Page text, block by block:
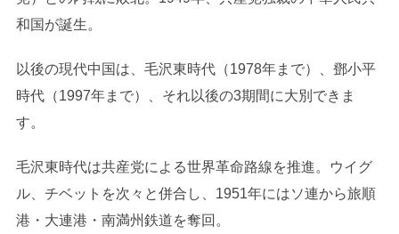
和国が誕生。
以後の現代中国は、毛沢東時代（1978年まで）、鄧小平
時代（1997年まで）、それ以後の3期間に大別できま
す。
毛沢東時代は共産党による世界革命路線を推進。ウイグ
ル、チベットを次々と併合し、1951年にはソ連から旅順
港・大連港・南満州鉄道を奪回。